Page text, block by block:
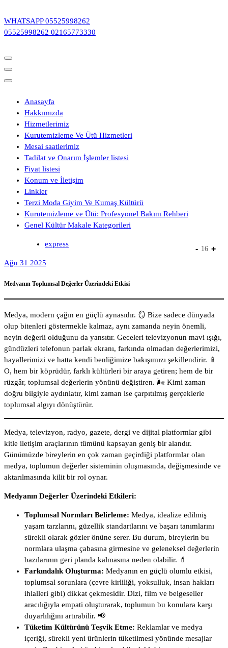
geç
WHATSAPP 05525998262
05525998262 02165773330
Anasayfa
Hakkımızda
Hizmetlerimiz
Kurutemizleme Ve Ütü Hizmetleri
Mesai saatlerimiz
Tadilat ve Onarım İşlemler listesi
Fiyat listesi
Konum ve İletişim
Linkler
Terzi Moda Giyim Ve Kumaş Kültürü
Kurutemizleme ve Ütü: Profesyonel Bakım Rehberi
Genel Kültür Makale Kategorileri
express
Ağu 31 2025
Medyanın Toplumsal Değerler Üzerindeki Etkisi
Medya, modern çağın en güçlü aynasıdır. 🪞 Bize sadece dünyada
olup bitenleri göstermekle kalmaz, aynı zamanda neyin önemli,
neyin değerli olduğunu da yansıtır. Geceleri televizyonun mavi ışığı,
gündüzleri telefonun parlak ekranı, farkında olmadan değerlerimizi,
hayallerimizi ve hatta kendi benliğimize bakışımızı şekillendirir. 📱
O, hem bir köprüdür, farklı kültürleri bir araya getiren; hem de bir
rüzgâr, toplumsal değerlerin yönünü değiştiren. 🌬️ Kimi zaman
doğru bilgiyle aydınlatır, kimi zaman ise çarpıtılmış gerçeklerle
toplumsal algıyı dönüştürür.
Medya, televizyon, radyo, gazete, dergi ve dijital platformlar gibi
kitle iletişim araçlarının tümünü kapsayan geniş bir alandır.
Günümüzde bireylerin en çok zaman geçirdiği platformlar olan
medya, toplumun değerler sisteminin oluşmasında, değişmesinde ve
aktarılmasında kilit bir rol oynar.
Medyanın Değerler Üzerindeki Etkileri:
Toplumsal Normları Belirleme: Medya, idealize edilmiş
yaşam tarzlarını, güzellik standartlarını ve başarı tanımlarını
sürekli olarak gözler önüne serer. Bu durum, bireylerin bu
normlara ulaşma çabasına girmesine ve geleneksel değerlerin
bazılarının geri planda kalmasına neden olabilir. 💄
Farkındalık Oluşturma: Medyanın en güçlü olumlu etkisi,
toplumsal sorunlara (çevre kirliliği, yoksulluk, insan hakları
ihlalleri gibi) dikkat çekmesidir. Dizi, film ve belgeseller
aracılığıyla empati oluşturarak, toplumun bu konulara karşı
duyarlılığını artırabilir. 📢
Tüketim Kültürünü Teşvik Etme: Reklamlar ve medya
içeriği, sürekli yeni ürünlerin tüketilmesi yönünde mesajlar
- 16 +